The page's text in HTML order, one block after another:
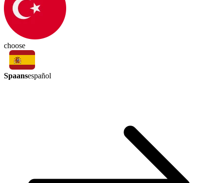
choose
Spaansespañol